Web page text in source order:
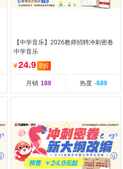
【中学音乐】2026教师招聘冲刺密卷
中学音乐
￥24.9 8折
月销 188 热度 -689